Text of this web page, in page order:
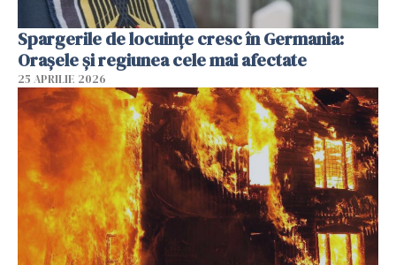
Spargerile de locuințe cresc în Germania:
Orașele și regiunea cele mai afectate
25 APRILIE 2026